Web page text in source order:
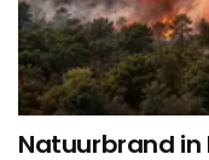
Natuurbrand